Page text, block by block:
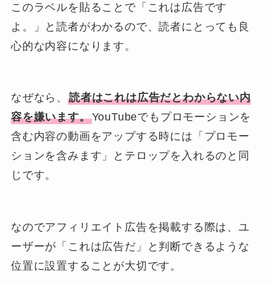
このラベルを貼ることで「これは広告です
よ。」と読者がわかるので、読者にとっても良
心的な内容になります。
なぜなら、 読者はこれは広告だとわからない内
容を嫌います。YouTubeでもプロモーションを
含む内容の動画をアップする時には「プロモー
ションを含みます」とテロップを入れるのと同
じです。
なのでアフィリエイト広告を掲載する際は、ユ
ーザーが「これは広告だ」と判断できるような
位置に設置することが大切です。